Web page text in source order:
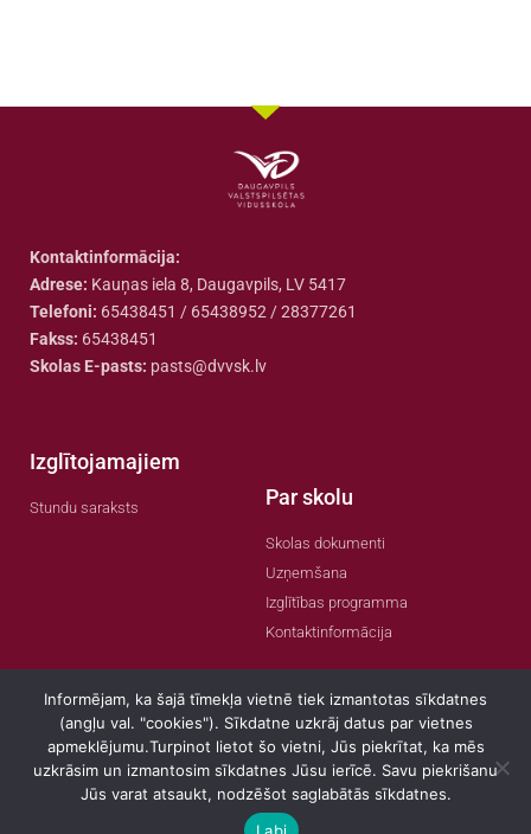
Kontaktinformācija:
Adrese: Kauņas iela 8, Daugavpils, LV 5417
Telefoni: 65438451 / 65438952 / 28377261
Fakss: 65438451
Skolas E-pasts: pasts@dvvsk.lv
Izglītojamajiem
Stundu saraksts Par skolu
Skolas dokumenti
Uzņemšana
Izglītības programma
Kontaktinformācija
© 2022 Visas tiesības aizsargātas
Informējam, ka šajā tīmekļa vietnē tiek izmantotas sīkdatnes
(angļu val. "cookies"). Sīkdatne uzkrāj datus par vietnes
apmeklējumu.Turpinot lietot šo vietni, Jūs piekrītat, ka mēs
uzkrāsim un izmantosim sīkdatnes Jūsu ierīcē. Savu piekrišanu
Jūs varat atsaukt, nodzēšot saglabātās sīkdatnes.
Labi